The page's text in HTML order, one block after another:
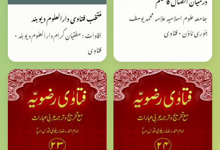
جامعہ علوم اسلامیہ علامہ محمد یوسف
بنوری ٹاؤن • فتاوی
منتخب‌ فتاوی دارالعلوم دیوبند
افادات : مفتیان کرام‌ دارالعلوم دیوبند •
فتاوی